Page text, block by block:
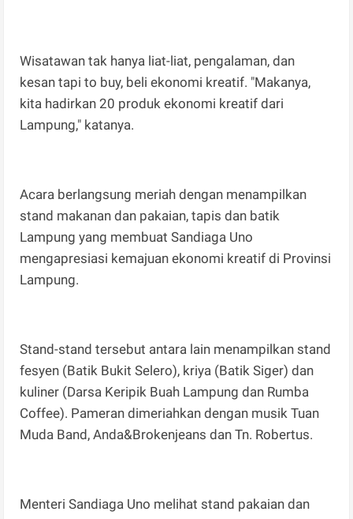
Wisatawan tak hanya liat-liat, pengalaman, dan
kesan tapi to buy, beli ekonomi kreatif. "Makanya,
kita hadirkan 20 produk ekonomi kreatif dari
Lampung," katanya.
Acara berlangsung meriah dengan menampilkan
stand makanan dan pakaian, tapis dan batik
Lampung yang membuat Sandiaga Uno
mengapresiasi kemajuan ekonomi kreatif di Provinsi
Lampung.
Stand-stand tersebut antara lain menampilkan stand
fesyen (Batik Bukit Selero), kriya (Batik Siger) dan
kuliner (Darsa Keripik Buah Lampung dan Rumba
Coffee). Pameran dimeriahkan dengan musik Tuan
Muda Band, Anda&Brokenjeans dan Tn. Robertus.
Menteri Sandiaga Uno melihat stand pakaian dan